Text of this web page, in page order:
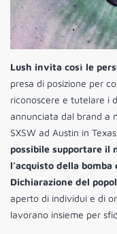
Lush invita così le
presa di posizione per
riconoscere e tutelare i
annunciata dal brand a
SXSW ad Austin in
possibile supportare il
l’acquisto della
Dichiarazione del
aperto di individui e di
lavorano insieme per